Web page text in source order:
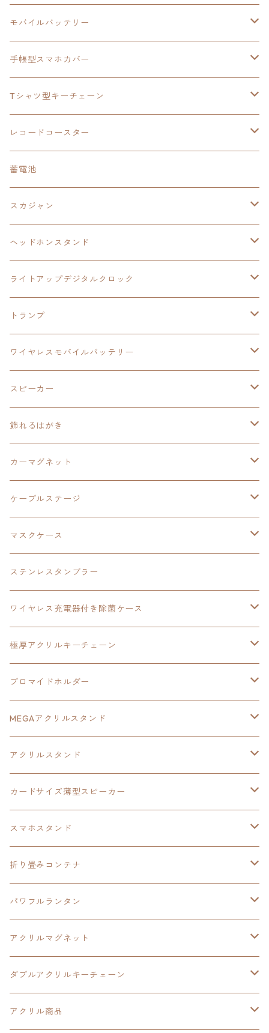
シャツ
手帳型スマホカバー
閃の軌跡Ⅲ
モバイルバッテリー
手帳型スマホカバー
閃の軌跡Ⅳ
手帳型スマホカバー
モバイルバッテリー
置くだけスピーカー
飾れるはがき
軌跡シリーズ
トランプ
カーマグネット
閃の軌跡Ⅱ
トランプ
イースⅨ
手帳型スマホカバー
モバイルバッテリー
オーロラアクリルスタンド
零の軌跡：改
碧の軌跡：改
創の軌跡
ケーブルステージ
イラストフレームクロック
ダブルアクリルキーチェーン
40周年記念
黎の軌跡
3in1充電ケーブル
カードサイズスピーカー
黎の軌跡Ⅱ
イースⅩ
東亰ザナドゥeX+
極厚アクリルキーチェーン
オーロラアクリルスタンド
イースvs空の軌跡
軌跡シリーズ20周年
界の軌跡
アクリルマグネット
ヘッドホンスタンド
空の軌跡1st
イース
亰都ザナドゥ
王冠クリップ
手帳型スマホカバー
ウルトラマンシリーズ
日本ファルコム
閃の軌跡Ⅲ
軌跡シリーズ
モバイルバッテリー
ウルトラマン
鷹の爪
イースⅧ
東亰ザナドゥ
阪神タイガース
閃の軌跡Ⅲ
ソーラーパネル
LEDライト付き
閃の軌跡Ⅳ
イースⅨ
手帳型スマホカバー
鷹の爪団
イースⅧ
閃の軌跡Ⅲ
閃の軌跡Ⅳ
イースⅨ
零の軌跡：改
碧の軌跡：改
創の軌跡
黎の軌跡
黎の軌跡Ⅱ
空の軌跡1st
界の軌跡
Tシャツ型キーチェーン
日本ファルコム
閃の軌跡Ⅲ
レコードコースター
日本ファルコム
閃の軌跡
蓄電池
スカジャン
サンリオ
ワンピース
今日から俺は！！
ゴジラ
手塚治虫
ウルトラマン
タツノコプロ
ドラえもん
ヘッドホンスタンド
閃の軌跡Ⅳ
イースⅨ
零の軌跡：改
碧の軌跡：改
創の軌跡
黎の軌跡
黎の軌跡Ⅱ
界の軌跡
ライトアップデジタルクロック
閃の軌跡Ⅳ
イースⅨ
零の軌跡：改
碧の軌跡：改
創の軌跡
トランプ
日本ファルコム
ワイヤレスモバイルバッテリー
イースⅨ
閃の軌跡
閃の軌跡Ⅳ
零の軌跡：改
碧の軌跡：改
創の軌跡
40周年記念
スピーカー
置くだけスピーカー
碧の軌跡：改
創の軌跡
バイブレーションスピーカー
軌跡シリーズ15周年
創の軌跡
飾れるはがき
閃の軌跡Ⅳ
イースⅨ
創の軌跡
カーマグネット
軌跡シリーズ
ケーブルステージ
閃の軌跡Ⅲ
創の軌跡
マスクケース
創の軌跡
ステンレスタンブラー
ワイヤレス充電器付き除菌ケース
創の軌跡
イース
極厚アクリルキーチェーン
日本ファルコム40周年記念イラスト
黎の軌跡
イースⅧ
創の軌跡
HOT-SHOT
イースⅨ
閃の軌跡Ⅳ
黎の軌跡Ⅱ
碧の軌跡：改
閃の軌跡Ⅲ
ブロマイドホルダー
40周年記念
黎の軌跡
黎の軌跡Ⅱ
イースⅧ
軌跡シリーズ20周年記念
MEGAアクリルスタンド
黎の軌跡
アクリルスタンド
オーロラ
カードサイズ薄型スピーカー
黎の軌跡
40周年記念
スマホスタンド
ワイヤレス充電スマホスタンド
黎の軌跡
折り畳みコンテナ
黎の軌跡Ⅱ
イースⅧ
イースⅩ
創の軌跡
パワフルランタン
創の軌跡
アクリルマグネット
創の軌跡
界の軌跡
ダブルアクリルキーチェーン
創の軌跡
アクリル商品